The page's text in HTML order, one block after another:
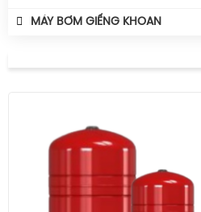
MÁY BƠM GIẾNG KHOAN